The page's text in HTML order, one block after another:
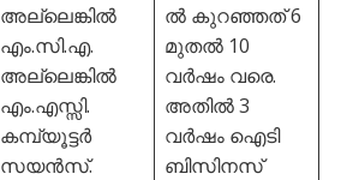
അല്ലെങ്കിൽ
എം.സി.എ.
അല്ലെങ്കിൽ
എം.എസ്സി.
കമ്പ്യൂട്ടർ
സയൻസ്.
ൽ കുറഞ്ഞത് 6
മുതൽ 10
വർഷം വരെ.
അതിൽ 3
വർഷം ഐടി
ബിസിനസ്